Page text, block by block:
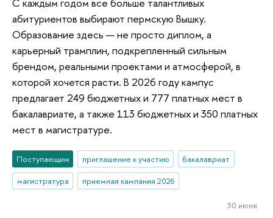
абитуриентов выбирают пермскую Вышку.
Образование здесь — не просто диплом, а
карьерный трамплин, подкрепленный сильным
брендом, реальными проектами и атмосферой, в
которой хочется расти. В 2026 году кампус
предлагает 249 бюджетных и 777 платных мест в
бакалавриате, а также 113 бюджетных и 350 платных
мест в магистратуре.
Поступающим приглашение к участию
бакалавриат
магистратура
приемная кампания 2026
30 июня